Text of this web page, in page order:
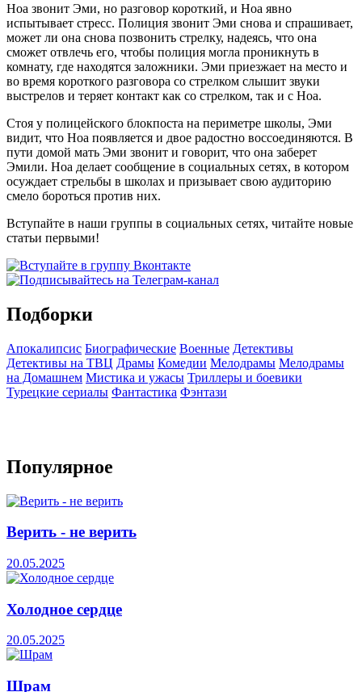
Ноа звонит Эми, но разговор короткий, и Ноа явно
испытывает стресс. Полиция звонит Эми снова и спрашивает,
может ли она снова позвонить стрелку, надеясь, что она
сможет отвлечь его, чтобы полиция могла проникнуть в
комнату, где находятся заложники. Эми приезжает на место и
во время короткого разговора со стрелком слышит звуки
выстрелов и теряет контакт как со стрелком, так и с Ноа.
Стоя у полицейского блокпоста на периметре школы, Эми
видит, что Ноа появляется и двое радостно воссоединяются. В
пути домой мать Эми звонит и говорит, что она заберет
Эмили. Ноа делает сообщение в социальных сетях, в котором
осуждает стрельбы в школах и призывает свою аудиторию
смело бороться против них.
Вступайте в наши группы в социальных сетях, читайте новые
статьи первыми!
Подборки
Апокалипсис Биографические Военные Детективы
Детективы на ТВЦ Драмы Комедии Мелодрамы Мелодрамы
на Домашнем Мистика и ужасы Триллеры и боевики
Турецкие сериалы Фантастика Фэнтази
Популярное
Верить - не верить
20.05.2025
Холодное сердце
20.05.2025
Шрам